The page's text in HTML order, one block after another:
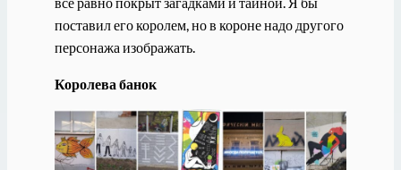
поставил его королем, но в короне надо другого
персонажа изображать.
Королева банок